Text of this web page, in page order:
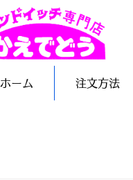
ホーム 注文方法